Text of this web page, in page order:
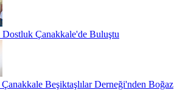
Dostluk Çanakkale'de Buluştu
Çanakkale Beşiktaşlılar Derneği'nden Boğaz